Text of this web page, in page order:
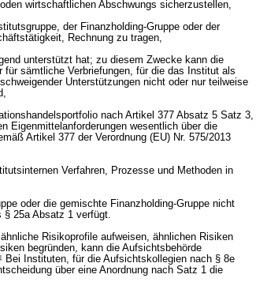
wirtschaftlichen Abschwungs sicherzustellen,
der Finanzholding-Gruppe oder der
Rechnung zu tragen,
unterstützt hat; zu diesem Zwecke kann die
sämtliche Verbriefungen, für die das Institut als
Unterstützungen nicht oder nur teilweise
nach Artikel 377 Absatz 5 Satz 3,
Eigenmittelanforderungen wesentlich über die
Artikel 377 der Verordnung (EU) Nr. 575/2013
Verfahren, Prozesse und Methoden in
oder die gemischte Finanzholding-Gruppe nicht
§ 25a Absatz 1 verfügt.
Risikoprofile aufweisen, ähnlichen Risiken
begründen, kann die Aufsichtsbehörde
Bei Instituten, für die Aufsichtskollegien nach § 8e
über eine Anordnung nach Satz 1 die